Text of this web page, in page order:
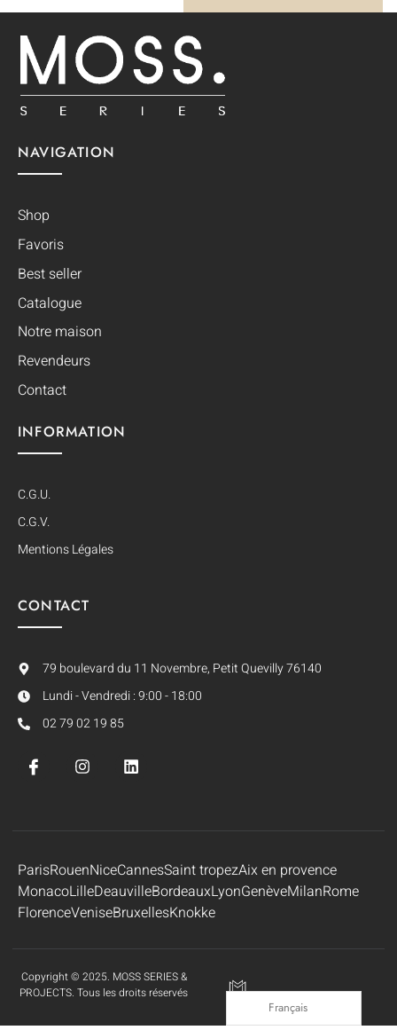
NAVIGATION
Shop
Favoris
Best seller
Catalogue
Notre maison
Revendeurs
Contact
INFORMATION
C.G.U.
C.G.V.
Mentions Légales
CONTACT
79 boulevard du 11 Novembre, Petit Quevilly 76140
Lundi - Vendredi : 9:00 - 18:00
02 79 02 19 85
ParisRouenNiceCannesSaint tropezAix en provence
MonacoLilleDeauvilleBordeauxLyonGenèveMilanRome
FlorenceVeniseBruxellesKnokke
Copyright © 2025. MOSS SERIES &
PROJECTS. Tous les droits réservés
Français